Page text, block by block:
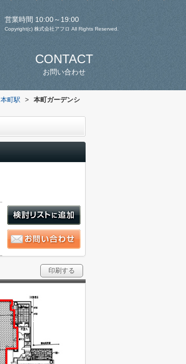
営業時間 10:00～19:00
Copyright(c) 株式会社アフロ All Rights Reserved.
CONTACT
お問い合わせ
本町駅 >
本町ガーデンシ
印刷する